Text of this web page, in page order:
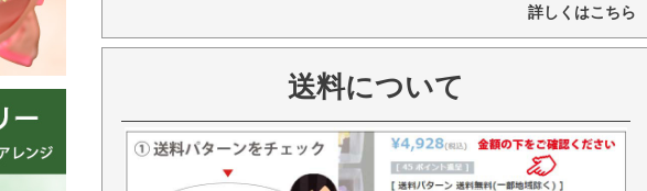
詳しくはこちら
送料について